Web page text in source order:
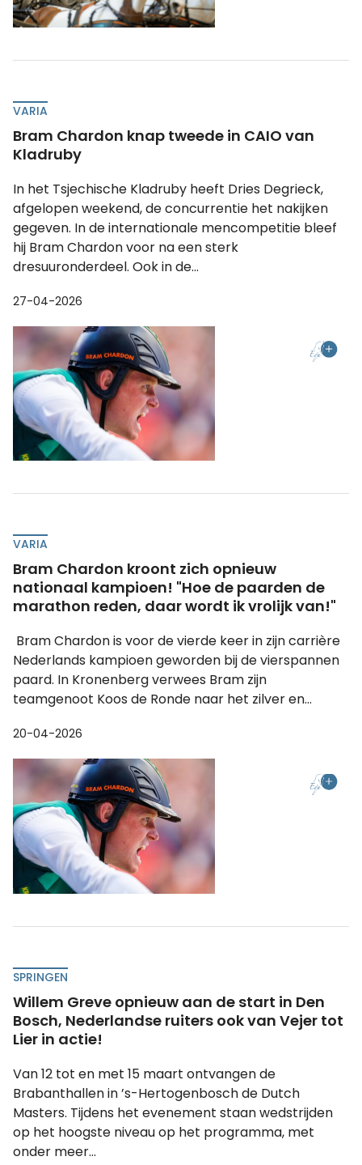
VARIA
Bram Chardon knap tweede in CAIO van
Kladruby
In het Tsjechische Kladruby heeft Dries Degrieck,
afgelopen weekend, de concurrentie het nakijken
gegeven. In de internationale mencompetitie bleef
hij Bram Chardon voor na een sterk
dresuuronderdeel. Ook in de...
27-04-2026
VARIA
Bram Chardon kroont zich opnieuw
nationaal kampioen! "Hoe de paarden de
marathon reden, daar wordt ik vrolijk van!"
Bram Chardon is voor de vierde keer in zijn carrière
Nederlands kampioen geworden bij de vierspannen
paard. In Kronenberg verwees Bram zijn
teamgenoot Koos de Ronde naar het zilver en...
20-04-2026
SPRINGEN
Willem Greve opnieuw aan de start in Den
Bosch, Nederlandse ruiters ook van Vejer tot
Lier in actie!
Van 12 tot en met 15 maart ontvangen de
Brabanthallen in ’s-Hertogenbosch de Dutch
Masters. Tijdens het evenement staan wedstrijden
op het hoogste niveau op het programma, met
onder meer...